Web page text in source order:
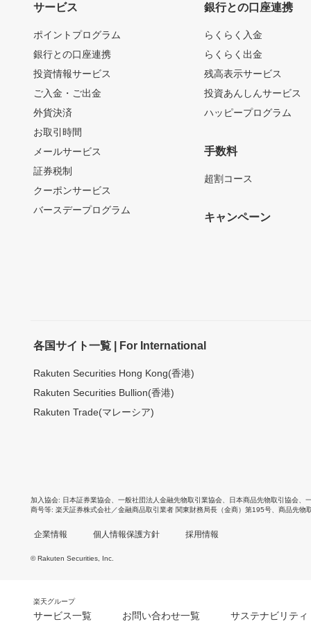
サービス
ポイントプログラム
銀行との口座連携
投資情報サービス
ご入金・ご出金
外貨決済
お取引時間
メールサービス
証券税制
クーポンサービス
バースデープログラム
銀行との口座連携
らくらく入金
らくらく出金
残高表示サービス
投資あんしんサービス
ハッピープログラム
手数料
超割コース
キャンペーン
各国サイト一覧 | For International
Rakuten Securities Hong Kong(香港)
Rakuten Securities Bullion(香港)
Rakuten Trade(マレーシア)
加入協会 日本証券業協会 一般社団法人金融先物取引業協会 日本商品先物取引協会
商号等 楽天証券株式会社／金融商品取引業者 関東財務局長（金商）第195号、商品先物
企業情報 個人情報保護方針 採用情報
© Rakuten Securities, Inc.
楽天グループ
サービス一覧 お問い合わせ一覧 サステナビリティ